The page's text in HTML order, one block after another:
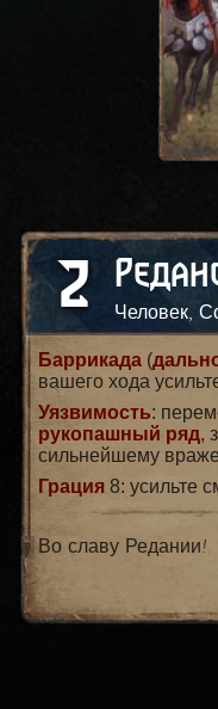
2 Человек,
Баррикада (
вашего хода
Уязвимость:
рукопашный ряд,
сильнейшему
Грация 8: усильте
Во славу Редании!